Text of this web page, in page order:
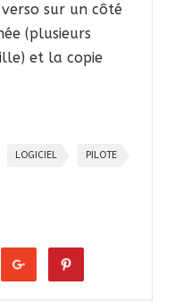
sur un côté
(plusieurs
et la copie
LOGICIEL PILOTE